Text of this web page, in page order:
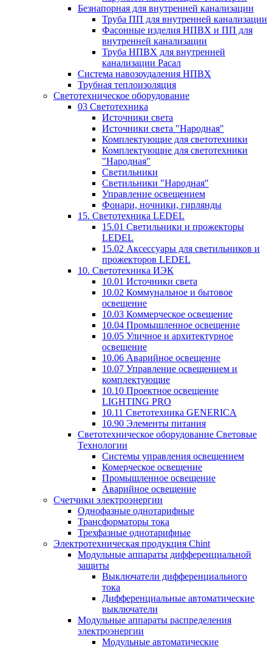
Безнапорная для внутренней канализации
Труба ПП для внутренней канализации
Фасонные изделия НПВХ и ПП для
внутренней канализации
Труба НПВХ для внутренней
канализации Расал
Система навозоудаления НПВХ
Трубная теплоизоляция
Светотехническое оборудование
03 Светотехника
Источники света
Источники света "Народная"
Комплектующие для светотехники
Комплектующие для светотехники
"Народная"
Светильники
Светильники "Народная"
Управление освещением
Фонари, ночники, гирлянды
15. Светотехника LEDEL
15.01 Светильники и прожекторы
LEDEL
15.02 Аксессуары для светильников и
прожекторов LEDEL
10. Светотехника ИЭК
10.01 Источники света
10.02 Коммунальное и бытовое
освещение
10.03 Коммерческое освещение
10.04 Промышленное освещение
10.05 Уличное и архитектурное
освещение
10.06 Аварийное освещение
10.07 Управление освещением и
комплектующие
10.10 Проектное освещение
LIGHTING PRO
10.11 Светотехника GENERICA
10.90 Элементы питания
Светотехническое оборудование Световые
Технологии
Системы управления освещением
Комерческое освещение
Промышленное освещение
Аварийное освещение
Счетчики электроэнергии
Однофазные однотарифные
Трансформаторы тока
Трехфазные однотарифные
Электротехническая продукция Chint
Модульные аппараты дифференциальной
защиты
Выключатели дифференциального
тока
Дифференциальные автоматические
выключатели
Модульные аппараты распределения
электроэнергии
Модульные автоматические